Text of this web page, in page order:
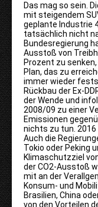
Das mag so sein.
mit steigendem
geplante Industrie
tatsächlich nicht
Bundesregierung
Ausstoß von
Prozent zu
Plan, das zu
immer wieder
Rückbau der Ex-
der Wende und
2008/09 zu einer
Emissionen
nichts zu tun. 2016
Auch die
Tokio oder Peking
Klimaschutzziel
der CO2-Ausstoß
mit an der
Konsum- und
Brasilien, China
von den Vorteilen